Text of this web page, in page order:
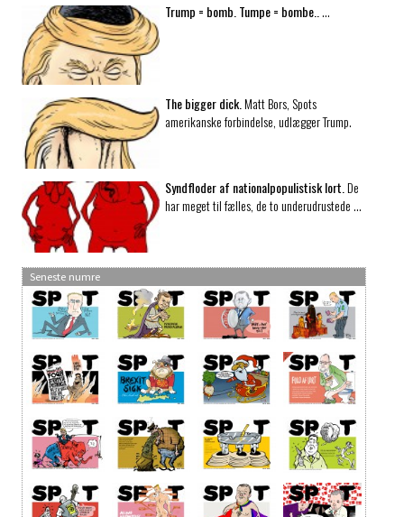
Trump = bomb. Tumpe = bombe..…
The bigger dick. Matt Bors, Spots
amerikanske forbindelse, udlægger Trump.
Syndfloder af nationalpopulistisk lort. De
har meget til fælles, de to underudrustede …
Seneste numre